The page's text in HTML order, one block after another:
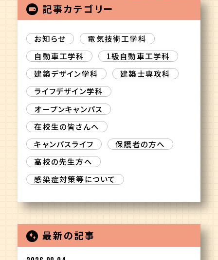
記事カテゴリー
お知らせ
電気技術工学科
自動車工学科
1級自動車工学科
建築デザイン学科
建築士専攻科
ライフデザイン学科
オープンキャンパス
在校生の皆さんへ
キャンパスライフ
保護者の方へ
高校の先生方へ
感染症対策等について
最新の記事